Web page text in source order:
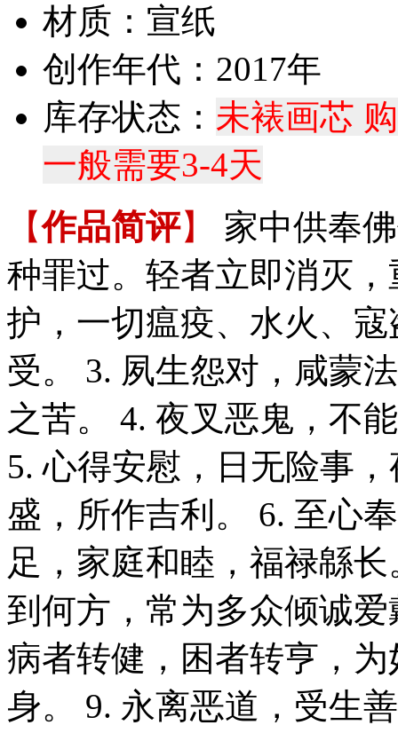
材质：宣纸
创作年代：2017年
库存状态： 未裱画芯
一般需要3-4天
【作品简评】
家中供奉
种罪过。轻者立即消灭
护，一切瘟疫、水火、
受。 3. 夙生怨对，咸蒙
之苦。 4. 夜叉恶鬼，不
5. 心得安慰，日无险事
盛，所作吉利。 6. 至心
足，家庭和睦，福禄緜
到何方，常为多众倾诚
病者转健，困者转亨，
身。 9. 永离恶道，受生